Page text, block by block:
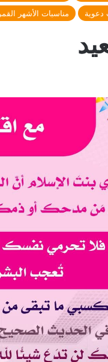
دعوية مناسبات الأشهر